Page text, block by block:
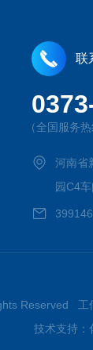
联
（全国服务热
河南省
园C4
Reserved 工
技术支持：